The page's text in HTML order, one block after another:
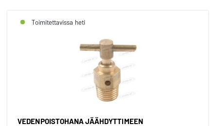
Toimitettavissa heti
VEDENPOISTOHANA JÄÄHDYTTIMEEN